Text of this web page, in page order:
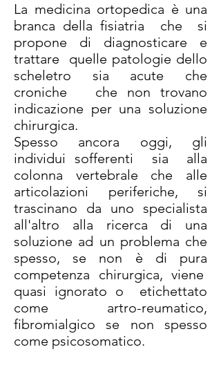
La medicina ortopedica è una
branca della fisiatria che si
propone di diagnosticare e
trattare quelle patologie dello
scheletro sia acute che
croniche che non trovano
indicazione per una soluzione
chirurgica.
Spesso ancora oggi, gli
individui sofferenti sia alla
colonna vertebrale che alle
articolazioni periferiche, si
trascinano da uno specialista
all'altro alla ricerca di una
soluzione ad un problema che
spesso, se non è di pura
competenza chirurgica, viene
quasi ignorato o etichettato
come artro-reumatico,
fibromialgico se non spesso
come psicosomatico.